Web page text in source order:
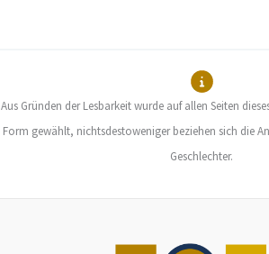
Aus Gründen der Lesbarkeit wurde auf allen Seiten
Form gewählt, nichtsdestoweniger beziehen sich die
Geschlechter.